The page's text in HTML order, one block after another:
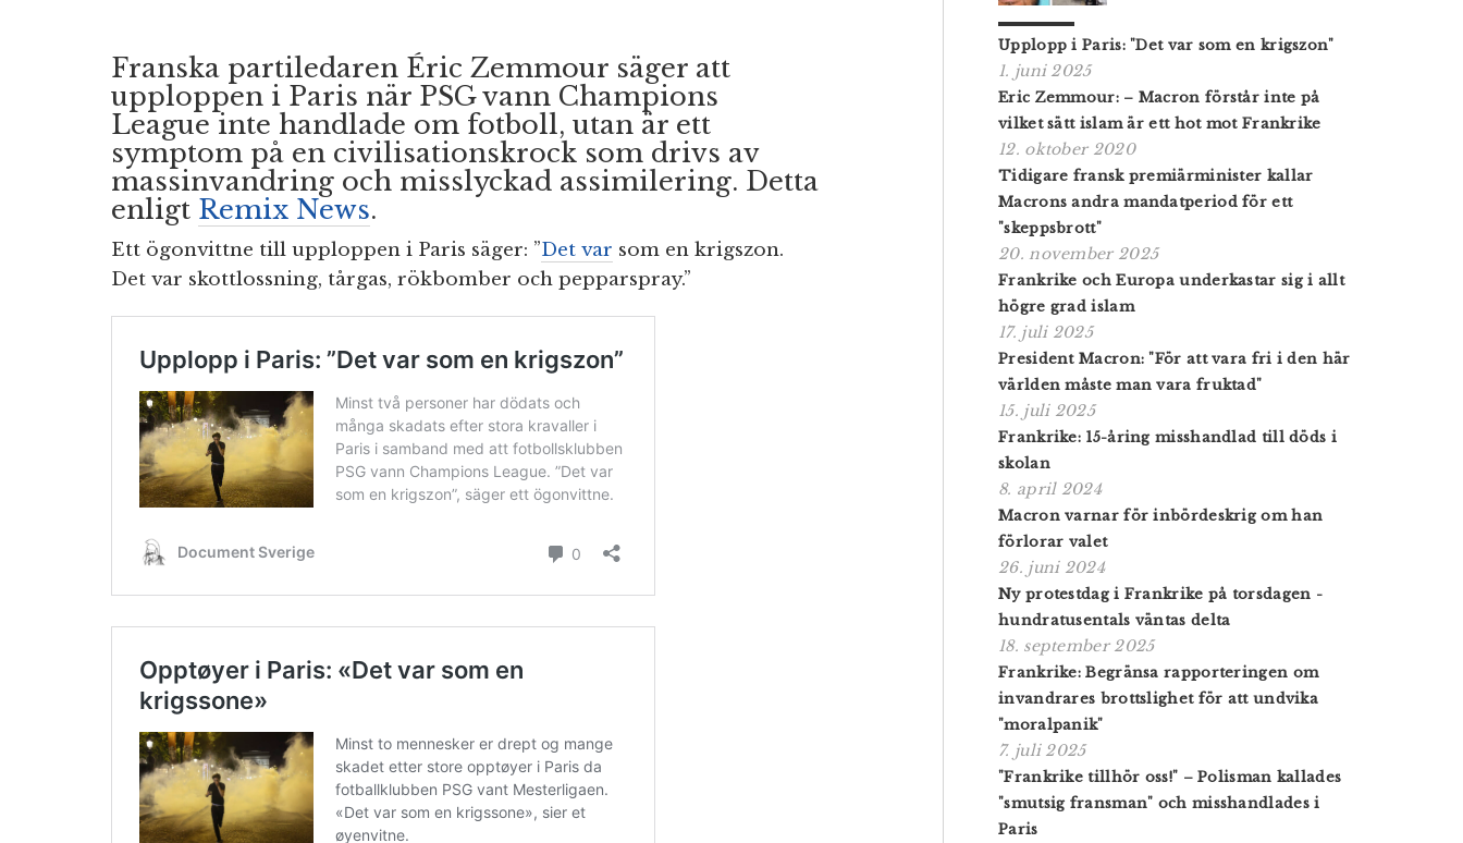
Franska partiledaren Éric Zemmour säger att
upploppen i Paris när PSG vann Champions
League inte handlade om fotboll, utan är ett
symptom på en civilisationskrock som drivs av
massinvandring och misslyckad assimilering. Detta
enligt Remix News.
Ett ögonvittne till upploppen i Paris säger: ”Det var som en krigszon.
Det var skottlossning, tårgas, rökbomber och pepparspray.”
Upplopp i Paris: "Det var som en krigszon"
1. juni 2025
Eric Zemmour: – Macron förstår inte på
vilket sätt islam är ett hot mot Frankrike
12. oktober 2020
Tidigare fransk premiärminister kallar
Macrons andra mandatperiod för ett
"skeppsbrott"
20. november 2025
Frankrike och Europa underkastar sig i allt
högre grad islam
17. juli 2025
President Macron: "För att vara fri i den här
världen måste man vara fruktad"
15. juli 2025
Frankrike: 15-åring misshandlad till döds i
skolan
8. april 2024
Macron varnar för inbördeskrig om han
förlorar valet
26. juni 2024
Ny protestdag i Frankrike på torsdagen -
hundratusentals väntas delta
18. september 2025
Frankrike: Begränsa rapporteringen om
invandrares brottslighet för att undvika
"moralpanik"
7. juli 2025
"Frankrike tillhör oss!" – Polisman kallades
"smutsig fransman" och misshandlades i
Paris